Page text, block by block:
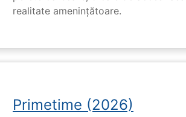
realitate amenințătoare.
Primetime (2026)